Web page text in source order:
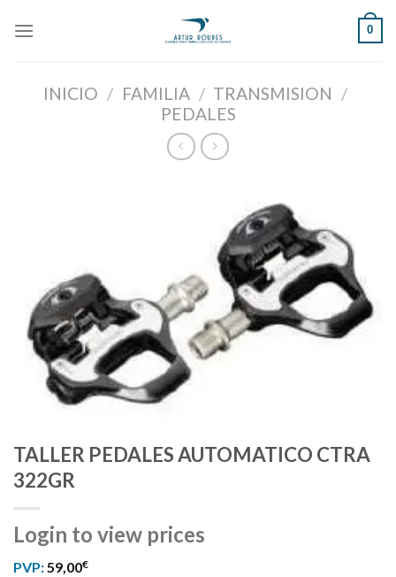
0
INICIO / FAMILIA / TRANSMISION /
PEDALES
TALLER PEDALES AUTOMATICO CTRA
322GR
Login to view prices
PVP:59,00€